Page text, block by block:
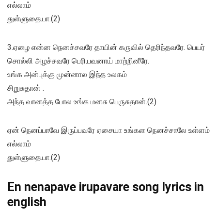
எல்லாம்
துள்ளுதையா.(2)
3.ஏழை என்ன நெனச்சவரே தாயின் கருவில் தெரிந்தவரே. பெயர்
சொல்லி அழச்சவரே பெரியவனாய் மாற்றினீரே.
உங்க அன்புக்கு முன்னால இந்த உலகம்
சிறுசுதான் .
அந்த வானத்த போல உங்க மனசு பெருசுதான்.(2)
ஏன் நெனப்பாவே இருப்பவரே ஏசையா உங்கள நெனச்சாலே உள்ளம்
எல்லாம்
துள்ளுதையா.(2)
En nenapave irupavare song lyrics in
english